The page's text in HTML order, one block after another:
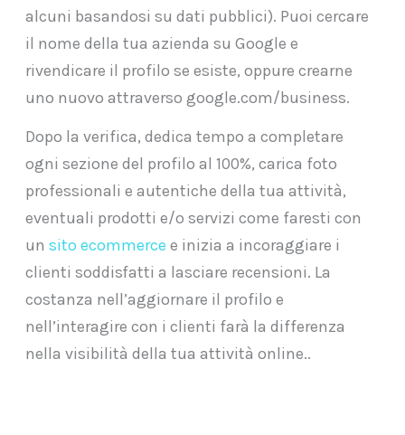
alcuni basandosi su dati pubblici). Puoi cercare
il nome della tua azienda su Google e
rivendicare il profilo se esiste, oppure crearne
uno nuovo attraverso google.com/business.
Dopo la verifica, dedica tempo a completare
ogni sezione del profilo al 100%, carica foto
professionali e autentiche della tua attività,
eventuali prodotti e/o servizi come faresti con
un sito ecommerce e inizia a incoraggiare i
clienti soddisfatti a lasciare recensioni. La
costanza nell’aggiornare il profilo e
nell’interagire con i clienti farà la differenza
nella visibilità della tua attività online..